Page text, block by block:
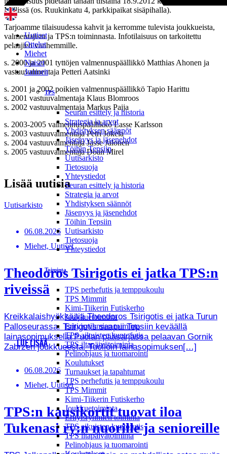
Uutiset
Ottelut
Miehet
Naiset
Juniorit
TPS
Seuran esittely ja historia
Strategia ja arvot
Yhdistyksen säännöt
Jäsenyys ja jäsenehdot
Töihin Tepsiin
Uutisarkisto
Tietosuoja
Yhteystiedot
Seuran esittely ja historia
Strategia ja arvot
Yhdistyksen säännöt
Jäsenyys ja jäsenehdot
Töihin Tepsiin
Uutisarkisto
Tietosuoja
Yhteystiedot
Toiminta
TPS perhefutis ja temppukoulu
TPS Mimmit
Kimi-Tiikerin Futiskerho
Joukkuetoiminta
Erityisryhmien toiminta
TPS aikuisten kuntofutis
TPS iltapäivätoiminta
Pelinohjaus ja tuomarointi
Koulutukset
Turnaukset ja tapahtumat
TPS perhefutis ja temppukoulu
TPS Mimmit
Kimi-Tiikerin Futiskerho
Joukkuetoiminta
Erityisryhmien toiminta
TPS aikuisten kuntofutis
TPS iltapäivätoiminta
Pelinohjaus ja tuomarointi
Millissä (os. Ruukinkatu 4, parkkipaikat sisäpihalla).
Tarjoamme tilaisuudessa kahvit ja kerromme tulevista joukkueista,
valmentajista ja TPS:n toiminnasta. Infotilaisuus on tarkoitettu
pelaajien vanhemmille.
s. 2000 ja 2001 tyttöjen valmennuspäällikkö Matthias Ahonen ja
vastuuvalmentaja Petteri Aatsinki
s. 2001 ja 2002 poikien valmennuspäällikkö Tapio Harittu
s. 2001 vastuuvalmentaja Klaus Blomroos
s. 2002 vastuuvalmentaja Markus Paija
s. 2003-2005 valmennuspäällikkö Lasse Karlsson
s. 2003 vastuuvalmentaja Petri Jokela
s. 2004 vastuuvalmentaja Jasse Jalonen
s. 2005 vastuuvalmentaja Doan Mirel
Lisää uutisia
Uutisarkisto
06.08.2026
Miehet, Uutiset
Theodoros Tsirigotis ei jatka TPS:n
riveissä
Kreikkalaishyökkääjä Theodoros Tsirigotis ei jatka Turun
Palloseurassa. Tsirigotis saapui Tepsiin keväällä
lainasopimuksella Puolan pääsarjassa pelaavan Gornik
Zabrzen joukkueesta. Tuolloin lainasopimuksen[…]
LUE LISÄÄ
06.08.2026
Miehet, Uutiset
TPS:n kausikortit tuovat iloa
Tukenasi ry:n nuorille ja senioreille